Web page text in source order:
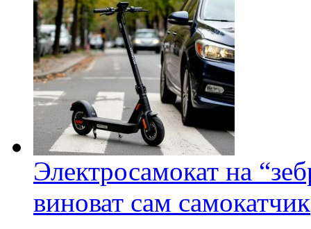
Электросамокат на
виноват сам самокатчик